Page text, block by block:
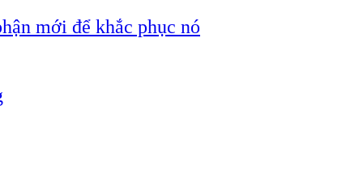
mới để khắc phục nó